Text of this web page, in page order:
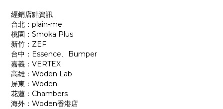
經銷店點資訊
台北：plain-me
桃園：Smoka Plus
新竹：ZEF
台中：Essence、Bumper
嘉義：VERTEX
高雄：Woden Lab
屏東：Woden
花蓮：Chambers
海外：Woden香港店